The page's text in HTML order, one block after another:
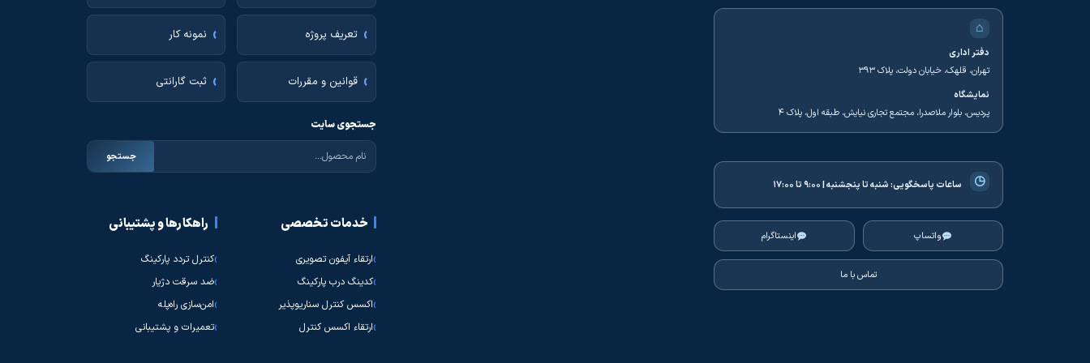
⌂
دفتر اداری
تهران، قلهک، خیابان دولت، پلاک ۳۹۳
نمایشگاه
پردیس، بلوار ملاصدرا، مجتمع تجاری نیایش، طبقه اول، پلاک ۴
◷ ساعات پاسخگویی:شنبه تا پنجشنبه | ۹:۰۰ تا ۱۷:۰۰
واتساپ اینستاگرام
تماس با ما
تعریف پروژه نمونه کار
قوانین و مقررات ثبت گارانتی
جستجوی سایت
جستجو
خدمات تخصصی
ارتقاء آیفون تصویری
کدینگ درب پارکینگ
اکسس کنترل سناریوپذیر
ارتقاء اکسس کنترل
راهکارها و پشتیبانی
کنترل تردد پارکینگ
ضد سرقت دژیار
امن‌سازی راه‌پله
تعمیرات و پشتیبانی